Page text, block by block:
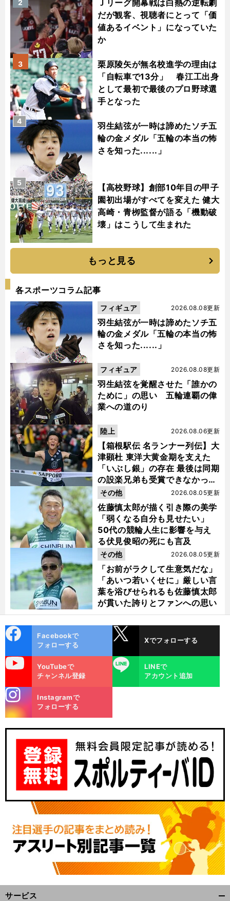
Ｊリーグ開幕戦は白熱の逆転劇
だが観客、視聴者にとって「価
値あるイベント」になっていた
か
2
栗原陵矢が無名校進学の理由は
「自転車で13分」 春江工出身
として最初で最後のプロ野球選
手となった
3
羽生結弦が一時は諦めたソチ五
輪の金メダル「五輪の本当の怖
さを知った......」
4
【高校野球】創部10年目の甲子
園初出場がすべてを変えた 健大
高崎・青栁監督が語る「機動破
壊」はこうして生まれた
5
もっと見る
各スポーツコラム記事
羽生結弦が一時は諦めたソチ五
輪の金メダル「五輪の本当の怖
さを知った......」
2026.08.08更新
フィギュア
羽生結弦を覚醒させた「誰かの
ために」の思い 五輪連覇の偉
業への道のり
2026.08.08更新
フィギュア
【箱根駅伝 名ランナー列伝】大
津顕杜 東洋大黄金期を支えた
「いぶし銀」の存在 最後は同期
の設楽兄弟も受賞できなかった
金栗杯に輝く
2026.08.06更新
陸上
佐藤慎太郎が描く引き際の美学
「弱くなる自分も見せたい」
50代の競輪人生に影響を与え
る伏見俊昭の死にも言及
2026.08.05更新
その他
「お前がラクして生意気だな」
「あいつ若いくせに」厳しい言
葉を浴びせられるも佐藤慎太郎
が貫いた誇りとファンへの思い
2026.08.05更新
その他
ok
Facebookで
フォローする
Xでフォローする
YouTubeで
チャンネル登録
LINE
LINEで
アカウント追加
m
Instagramで
フォローする
サービス